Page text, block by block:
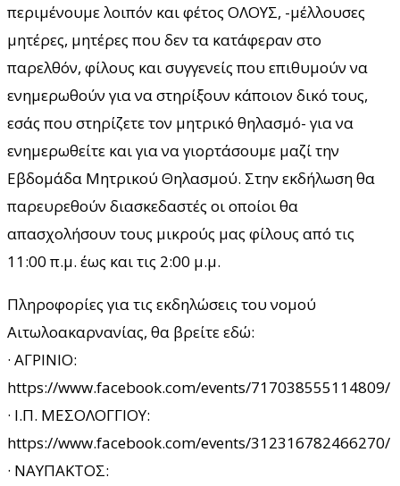
περιμένουμε λοιπόν και φέτος ΟΛΟΥΣ, -μέλλουσες
μητέρες, μητέρες που δεν τα κατάφεραν στο
παρελθόν, φίλους και συγγενείς που επιθυμούν να
ενημερωθούν για να στηρίξουν κάποιον δικό τους,
εσάς που στηρίζετε τον μητρικό θηλασμό- για να
ενημερωθείτε και για να γιορτάσουμε μαζί την
Εβδομάδα Μητρικού Θηλασμού. Στην εκδήλωση θα
παρευρεθούν διασκεδαστές οι οποίοι θα
απασχολήσουν τους μικρούς μας φίλους από τις
11:00 π.μ. έως και τις 2:00 μ.μ.
Πληροφορίες για τις εκδηλώσεις του νομού
Αιτωλοακαρνανίας, θα βρείτε εδώ:
· ΑΓΡΙΝΙΟ:
https://www.facebook.com/events/717038555114809/
· Ι.Π. ΜΕΣΟΛΟΓΓΙΟΥ:
https://www.facebook.com/events/312316782466270/
· ΝΑΥΠΑΚΤΟΣ: